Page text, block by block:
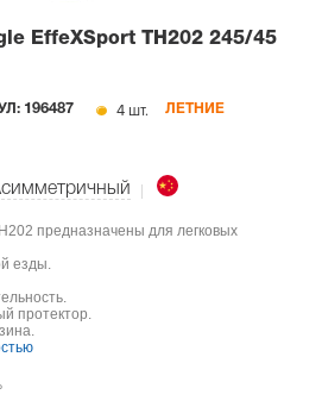
EffeXSport TH202 245/45
196487 4 шт. ЛЕТНИЕ
предназначены для легковых
езды.
протектор.